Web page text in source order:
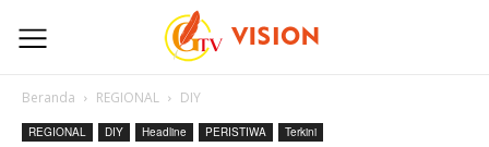
Beranda REGIONAL DIY
REGIONAL DIY Headline PERISTIWA Terkini